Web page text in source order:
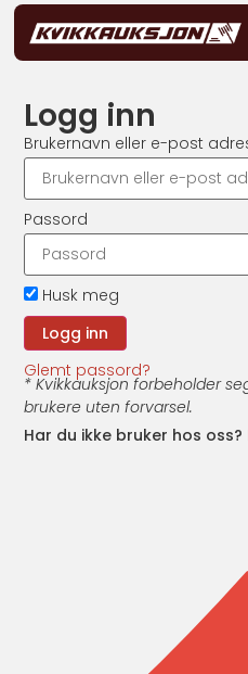
Logg inn
Brukernavn eller e-post
Passord
Husk meg
Glemt passord?
* Kvikkauksjon forbeholder
brukere uten forvarsel.
Har du ikke bruker hos oss?